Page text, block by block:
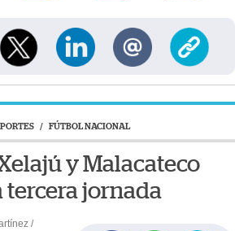
/ FÚTBOL NACIONAL
y Malacateco
tercera jornada
/